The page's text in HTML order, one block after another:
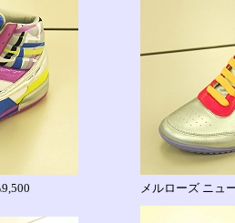
メルローズ ニュ